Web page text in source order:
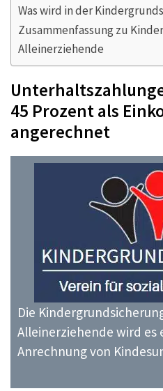
Was wird in der
Zusammenfassung zu
Alleinerziehende
45 Prozent als
angerechnet
Die
Alleinerziehende wird es
Anrechnung von